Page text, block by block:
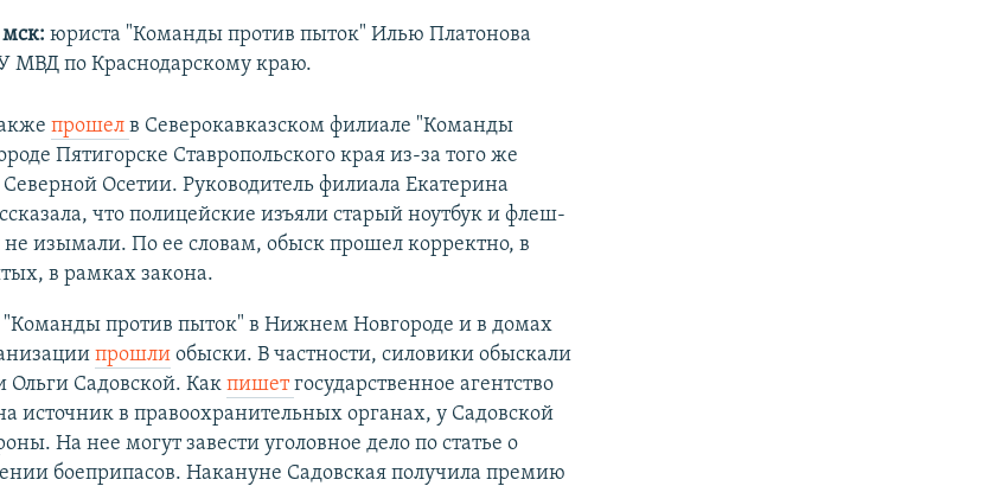
мск: юриста "Команды против пыток" Илью Платонова
МВД по Краснодарскому краю.
прошел в Северокавказском филиале "Команды
Пятигорске Ставропольского края из-за того же
Северной Осетии. Руководитель филиала Екатерина
что полицейские изъяли старый ноутбук и флеш-
изымали. По ее словам, обыск прошел корректно, в
в рамках закона.
"Команды против пыток" в Нижнем Новгороде и в домах
прошлиобыски. В частности, силовики обыскали
Ольги Садовской. Как пишетгосударственное агентство
источник в правоохранительных органах, у Садовской
На нее могут завести уголовное дело по статье о
боеприпасов. Накануне Садовская получила премию